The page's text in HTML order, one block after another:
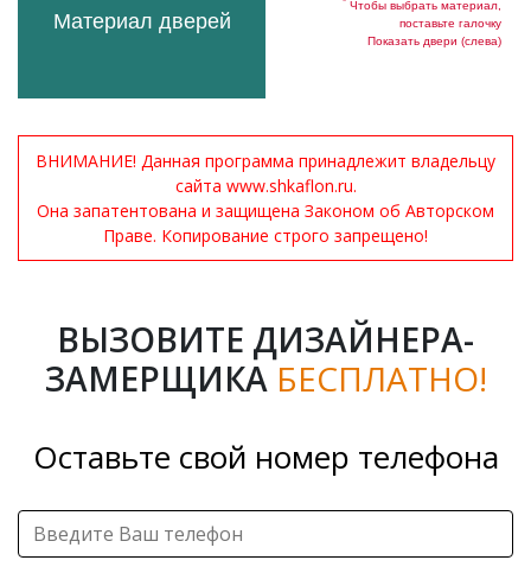
Материал дверей
Чтобы выбрать материал,
поставьте галочку
Показать двери (слева)
ВНИМАНИЕ! Данная программа принадлежит владельцу
сайта www.shkaflon.ru.
Она запатентована и защищена Законом об Авторском
Праве. Копирование строго запрещено!
ВЫЗОВИТЕ ДИЗАЙНЕРА-
ЗАМЕРЩИКА БЕСПЛАТНО!
Оставьте свой номер телефона